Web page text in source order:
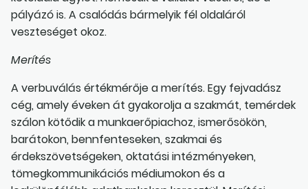
pályázó is. A csalódás bármelyik fél oldaláról
veszteséget okoz.
Merítés
A verbuválás értékmérője a merítés. Egy fejvadász
cég, amely éveken át gyakorolja a szakmát, temérdek
szálon kötődik a munkaerőpiachoz, ismerősökön,
barátokon, bennfenteseken, szakmai és
érdekszövetségeken, oktatási intézményeken,
tömegkommunikációs médiumokon és a